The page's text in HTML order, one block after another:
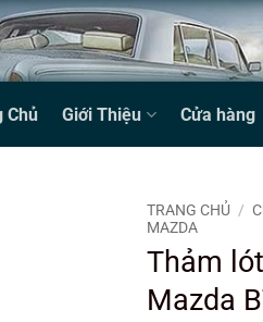
Chủ Giới Thiệu Cửa hàng
TRANG CHỦ /
MAZDA
Thảm
Mazda